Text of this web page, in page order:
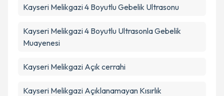
Kayseri Melikgazi 4 Boyutlu Gebelik Ultrasonu
Kayseri Melikgazi 4 Boyutlu Ultrasonla Gebelik
Muayenesi
Kayseri Melikgazi Açık cerrahi
Kayseri Melikgazi Açıklanamayan Kısırlık